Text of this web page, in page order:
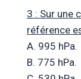
3 : Sur une
référence
A. 995 hPa.
B. 775 hPa.